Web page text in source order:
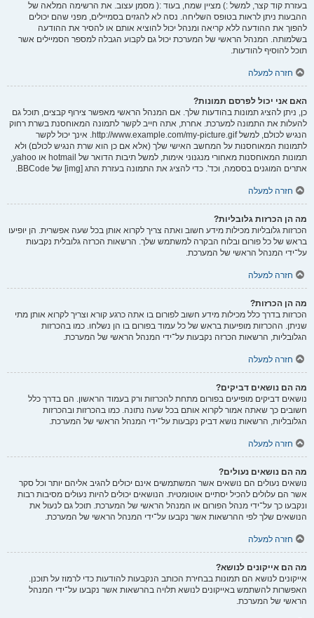
בעזרת קוד קצר, למשל :) מציין שמח, בעוד :( מסמן עצוב. את הרשימה המלאה של
ההבעות ניתן לראות בטופס השליחה. נסה לא להגזים בסמיילים, מפני שהם יכולים
להפוך את ההודעה ללא קריאה ומנהל יכול להוציא אותם או להסיר את ההודעה
בשלמותה. המנהל הראשי של המערכת יכול גם לקבוע הגבלה למספר הסמיילים אשר
תוכל להוסיף להודעות.
חזרה למעלה
האם אני יכול לפרסם תמונות?
כן, ניתן להציג תמונות בהודעות שלך. אם המנהל הראשי מאפשר צירוף קבצים, תוכל גם
להעלות את התמונה למערכת. אחרת, אתה חייב לקשר לתמונה המאוחסנת בשרת רחוק
הנגיש לכולם, למשל http://www.example.com/my-picture.gif. אינך יכול לקשר
לתמונות המאוחסנות על המחשב האישי שלך (אלא אם כן הוא שרת הנגיש לכולם) ולא
תמונות המאוחסנות מאחורי מנגנוני אימות, למשל תיבות הדואר של hotmail או yahoo,
אתרים המוגנים בססמה, וכד'. כדי להציג את התמונה בעזרת התג [img] של BBCode.
חזרה למעלה
מה הן הכרזות גלובליות?
הכרזות גלובליות מכילות מידע חשוב ואתה צריך לקרוא אותן בכל שעה אפשרית. הן יופיעו
בראש של כל פורום ובלוח הבקרה למשתמש שלך. הרשאות הכרזה גלובלית נקבעות
על־ידי המנהל הראשי של המערכת.
חזרה למעלה
מה הן הכרזות?
הכרזות בדרך כלל מכילות מידע חשוב לפורום בו אתה כרגע קורא וצריך לקרוא אותן מתי
שניתן. ההכרזות מופיעות בראש של כל עמוד בפורום בו הן נשלחו. כמו בהכרזות
הגלובליות, הרשאות הכרזה נקבעות על־ידי המנהל הראשי של המערכת.
חזרה למעלה
מה הם נושאים דביקים?
נושאים דביקים מופיעים בפורום מתחת להכרזות ורק בעמוד הראשון. הם בדרך כלל
חשובים כך שאתה אמור לקרוא אותם בכל שעה נתונה. כמו בהכרזות ובהכרזות
הגלובליות, הרשאות נושא דביק נקבעות על־ידי המנהל הראשי של המערכת.
חזרה למעלה
מה הם נושאים נעולים?
נושאים נעולים הם נושאים אשר המשתמשים אינם יכולים להגיב אליהם יותר וכל סקר
אשר הם עלולים להכיל יסתיים אוטומטית. הנושאים יכולים להיות נעולים מסיבות רבות
ונקבעו כך על־ידי מנהל הפורום או המנהל הראשי של המערכת. תוכל גם לנעול את
הנושאים שלך לפי ההרשאות אשר נקבעו על־ידי המנהל הראשי של המערכת.
חזרה למעלה
מה הם אייקונים לנושא?
אייקונים לנושא הם תמונות בבחירת הכותב הנקבעות להודעות כדי לרמוז על תוכנן.
האפשרות להשתמש באייקונים לנושא תלויה בהרשאות אשר נקבעו על־ידי המנהל
הראשי של המערכת.